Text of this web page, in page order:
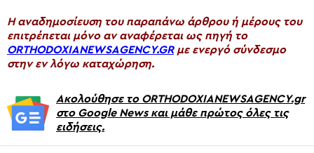
H αναδημοσίευση του παραπάνω άρθρου ή μέρους του
επιτρέπεται μόνο αν αναφέρεται ως πηγή το
ORTHODOXIANEWSAGENCY.GRμε ενεργό σύνδεσμο
στην εν λόγω καταχώρηση.
Ακολούθησε το ORTHODOXIANEWSAGENCY.gr
στο Google News και μάθε πρώτος όλες τις
ειδήσεις.